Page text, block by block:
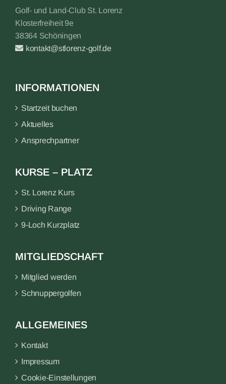
Golf- und Land-Club St. Lorenz
Klosterfreiheit 9e
38364 Schöningen
kontakt@stlorenz-golf.de
INFORMATIONEN
Startzeit buchen
Aktuelles
Ansprechpartner
KURSE – PLATZ
St. Lorenz Kurs
Driving Range
9-Loch Kurzplatz
MITGLIEDSCHAFT
Mitglied werden
Schnuppergolfen
ALLGEMEINES
Kontakt
Impressum
Cookie-Einstellungen